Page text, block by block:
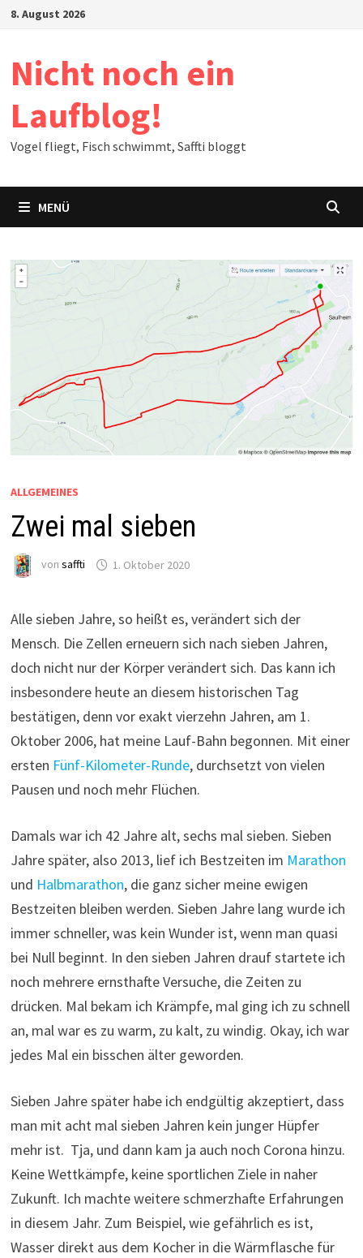
Zum8. August 2026
Nicht noch ein
Laufblog!
Vogel fliegt, Fisch schwimmt, Saffti bloggt
MENÜ
ALLGEMEINES
Zwei mal sieben
von saffti 1. Oktober 2020
Alle sieben Jahre, so heißt es, verändert sich der
Mensch. Die Zellen erneuern sich nach sieben Jahren,
doch nicht nur der Körper verändert sich. Das kann ich
insbesondere heute an diesem historischen Tag
bestätigen, denn vor exakt vierzehn Jahren, am 1.
Oktober 2006, hat meine Lauf-Bahn begonnen. Mit einer
ersten Fünf-Kilometer-Runde, durchsetzt von vielen
Pausen und noch mehr Flüchen.
Damals war ich 42 Jahre alt, sechs mal sieben. Sieben
Jahre später, also 2013, lief ich Bestzeiten im Marathon
und Halbmarathon, die ganz sicher meine ewigen
Bestzeiten bleiben werden. Sieben Jahre lang wurde ich
immer schneller, was kein Wunder ist, wenn man quasi
bei Null beginnt. In den sieben Jahren drauf startete ich
noch mehrere ernsthafte Versuche, die Zeiten zu
drücken. Mal bekam ich Krämpfe, mal ging ich zu schnell
an, mal war es zu warm, zu kalt, zu windig. Okay, ich war
jedes Mal ein bisschen älter geworden.
Sieben Jahre später habe ich endgültig akzeptiert, dass
man mit acht mal sieben Jahren kein junger Hüpfer
mehr ist. Tja, und dann kam ja auch noch Corona hinzu.
Keine Wettkämpfe, keine sportlichen Ziele in naher
Zukunft. Ich machte weitere schmerzhafte Erfahrungen
in diesem Jahr. Zum Beispiel, wie gefährlich es ist,
Wasser direkt aus dem Kocher in die Wärmflasche für